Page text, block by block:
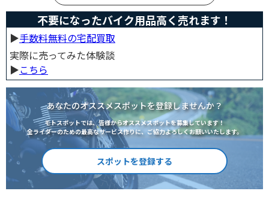
不要になったバイク用品高く売れます！
▶︎手数料無料の宅配買取
実際に売ってみた体験談
▶︎こちら
あなたのオススメスポットを登録しませんか？
モトスポットでは、皆様からオススメスポットを募集しています！
全ライダーのための最高なサービス作りに、ご協力よろしくお願いいたします。
スポットを登録する